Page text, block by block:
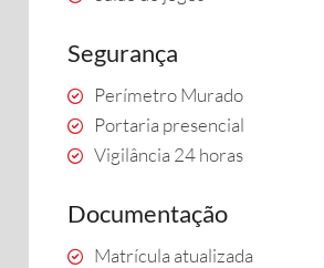
Segurança
Perímetro Murado
Portaria presencial
Vigilância 24 horas
Documentação
Matrícula atualizada